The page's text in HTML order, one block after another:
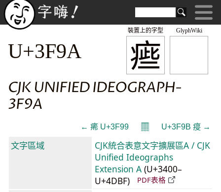
GlyphWiki
㾚
裝置上的字型
U+3F9A
CJK UNIFIED IDEOGRAPH-
3F9A
← 㾙 U+3F99 𝄜 U+3F9B 㾛 →
文字區域
CJK統合表意文字擴展區A / CJK
Unified Ideographs
Extension A (U+3400–
U+4DBF)
PDF表格